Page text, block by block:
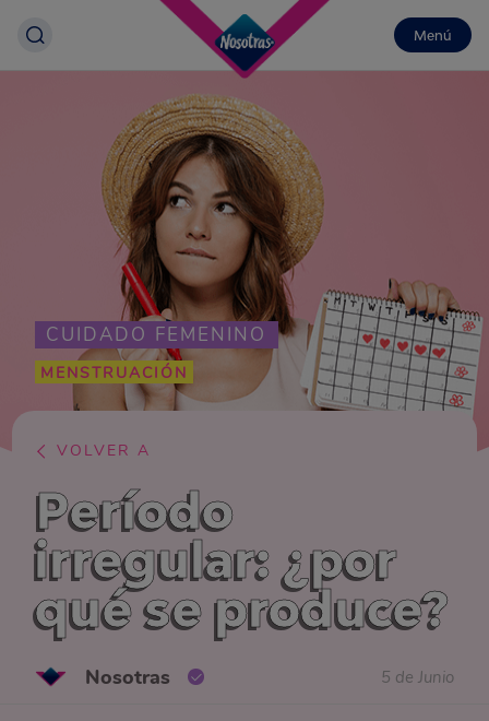
Menú
CUIDADO FEMENINO
MENSTRUACIÓN
VOLVER A
Período
irregular: ¿por
qué se produce?
Nosotras 5 de Junio